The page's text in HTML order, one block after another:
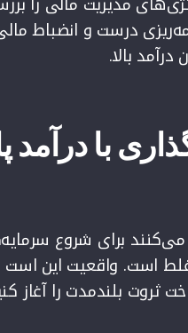
درست و انضباط
بالا.
با درآمد
می‌کنند برای شروع
ثروت بلندمدت را آغاز